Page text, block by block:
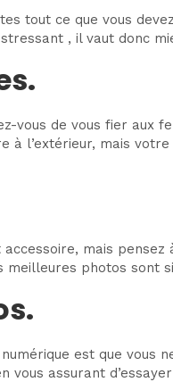
tout ce que vous
, il vaut donc
vous de vous fier aux
à l’extérieur, mais
mais
photos
est que
assurant